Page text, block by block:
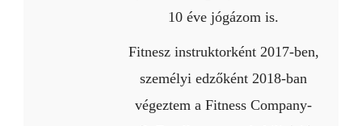
10 éve jógázom is.
Fitnesz instruktorként 2017-ben,
személyi edzőként 2018-ban
végeztem a Fitness Company-